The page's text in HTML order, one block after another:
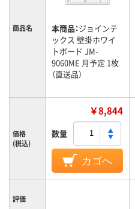
商品名 本商品：ジョインテ
ックス 壁掛ホワイ
トボード JM-
9060ME 月予定 1枚
（直送品）
価格
(税込)
￥8,844
数量
カゴへ
評価